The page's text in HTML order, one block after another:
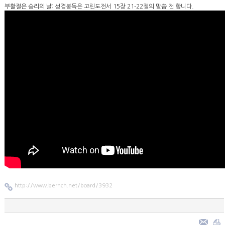
부활절은 승리의 날: 성경봉독은 고린도전서 15장 21-22절의 말씀 전 합니다.
http://www.bernch.net/board/3932